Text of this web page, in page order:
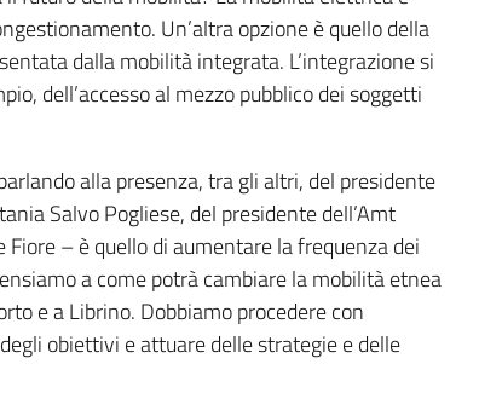
Un’altra opzione è quello della
dalla mobilità integrata. L’integrazione si
dell’accesso al mezzo pubblico dei soggetti
alla presenza, tra gli altri, del presidente
Salvo Pogliese, del presidente dell’Amt
– è quello di aumentare la frequenza dei
a come potrà cambiare la mobilità etnea
e a Librino. Dobbiamo procedere con
obiettivi e attuare delle strategie e delle